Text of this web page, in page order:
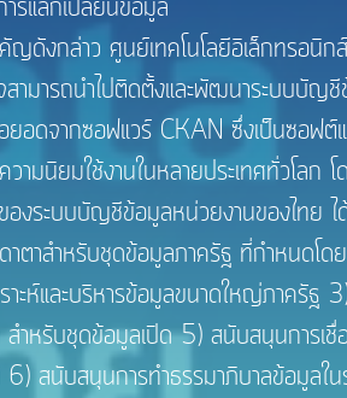
รแลกเปลี่ยนข้อมูล
ว ศูนย์เทคโนโลยีอิเล็กทรอนิกส์แ
สามารถนำไปติดตั้งและพัฒนาระบบ
อดจากซอฟแวร์ CKAN ซึ่งเป็นซอ
ามนิยมใช้งานในหลายประเทศทั่วโล
งระบบบัญชีข้อมูลหน่วยงานของไทย
าตาสำหรับชุดข้อมูลภาครัฐ ที่กำหนดโ
ราะห์และบริหารข้อมูลขนาดใหญ่ภาค
หรับชุดข้อมูลเปิด 5) สนับสนุนการเ
สนับสนุนการทำธรรมาภิบาลข้อมูล